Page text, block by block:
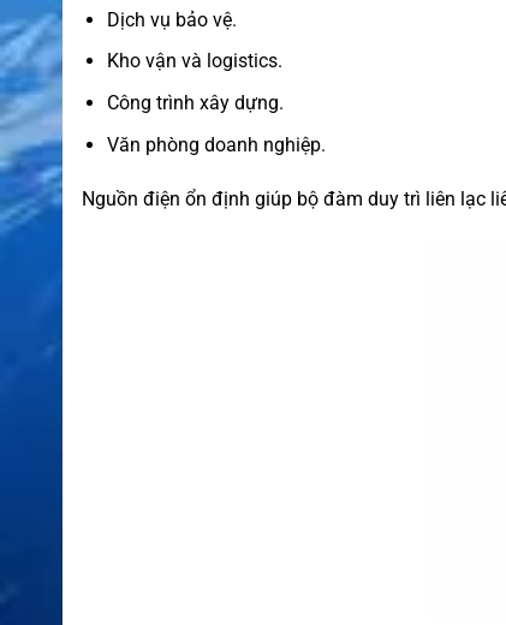
Dịch vụ bảo vệ.
Kho vận và logistics.
Công trình xây dựng.
Văn phòng doanh nghiệp.
Nguồn điện ổn định giúp bộ đàm duy trì liên lạc